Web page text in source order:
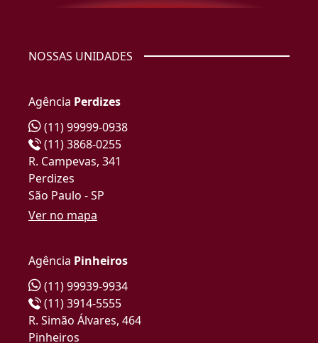
NOSSAS UNIDADES
Agência Perdizes
(11) 99999-0938
(11) 3868-0255
R. Campevas, 341
Perdizes
São Paulo - SP
Ver no mapa
Agência Pinheiros
(11) 99939-9934
(11) 3914-5555
R. Simão Álvares, 464
Pinheiros